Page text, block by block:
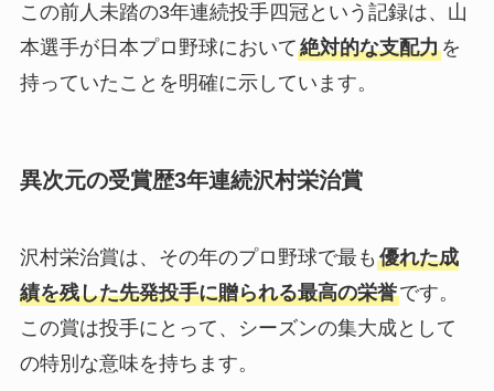
この前人未踏の3年連続投手四冠という記録は、山
本選手が日本プロ野球において絶対的な支配力を
持っていたことを明確に示しています。
異次元の受賞歴3年連続沢村栄治賞
沢村栄治賞は、その年のプロ野球で最も 優れた成
績を残した先発投手に贈られる最高の栄誉です。
この賞は投手にとって、シーズンの集大成として
の特別な意味を持ちます。